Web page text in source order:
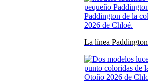
La línea Paddington